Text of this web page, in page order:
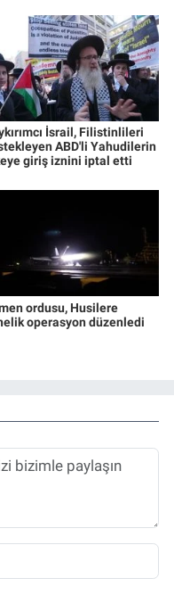
İsrail, Filistinlileri
ABD'li Yahudilerin
giriş iznini iptal etti
ordusu, Husilere
operasyon düzenledi